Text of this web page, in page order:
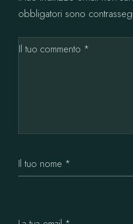
obbligatori sono